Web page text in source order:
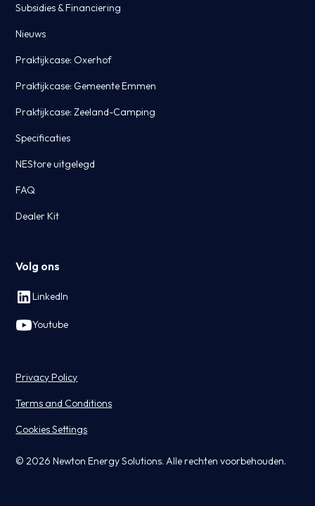
Subsidies & Financiering
Nieuws
Praktijkcase: Oxerhof
Praktijkcase: Gemeente Emmen
Praktijkcase: Zeeland-Camping
Specificaties
NEStore uitgelegd
FAQ
Dealer Kit
Volg ons
LinkedIn
Youtube
© 2026 Newton Energy Solutions. Alle rechten voorbehouden.
Privacy Policy
Terms and Conditions
Cookies Settings